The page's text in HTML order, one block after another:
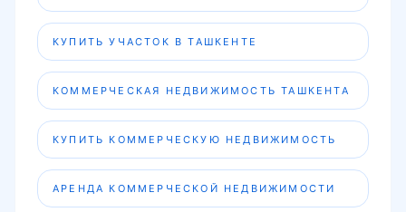
КУПИТЬ УЧАСТОК В ТАШКЕНТЕ
КОММЕРЧЕСКАЯ НЕДВИЖИМОСТЬ ТАШКЕНТА
КУПИТЬ КОММЕРЧЕСКУЮ НЕДВИЖИМОСТЬ
АРЕНДА КОММЕРЧЕСКОЙ НЕДВИЖИМОСТИ